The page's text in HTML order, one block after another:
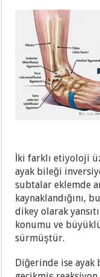
İki farklı etiyoloji
ayak bileği
subtalar eklemde
kaynaklandığını,
dikey olarak
konumu ve
sürmüştür.
Diğerinde ise ayak